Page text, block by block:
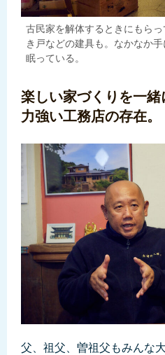
古民家を解体するときにもらっ
き戸などの建具も。なかなか
眠っている。
楽しい家づくりを一緒
力強い工務店の存在。
父、祖父、曽祖父もみんな